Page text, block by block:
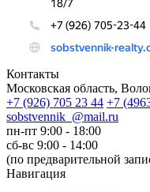
Контакты
Московская область,
+7 (926) 705 23 44 +7
sobstvennik_@mail.ru
пн-пт 9:00 - 18:00
сб-вс 9:00 - 14:00
(по предварительной
Навигация